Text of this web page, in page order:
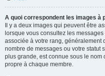
A quoi correspondent les images à
Il y a deux images qui peuvent être
lorsque vous consultez les messages
associée à votre rang, généralement
nombre de messages ou votre statut
plus grande, est connue sous le nom
propre à chaque membre.